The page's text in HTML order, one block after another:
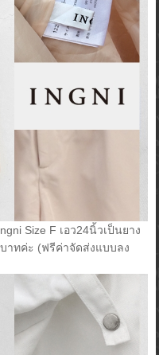
Size F เอว24นิ้วเป็นยาง
าทค่ะ (ฟรีค่าจัดส่งแบบลง